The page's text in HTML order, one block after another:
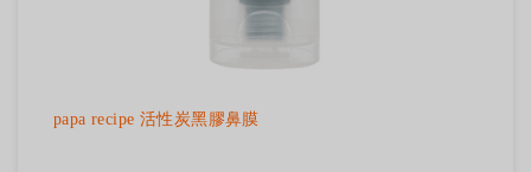
papa recipe 活性炭黑膠鼻膜